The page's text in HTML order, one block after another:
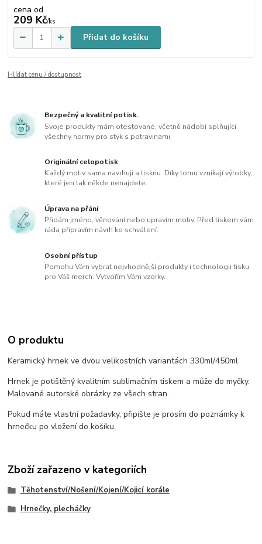
cena od
209 Kč/ks
Přidat do košíku
Hlídat cenu / dostupnost
Bezpečný a kvalitní potisk.
Svoje produkty mám otestované, včetně nádobí splňující
všechny normy pro styk s potravinami
Originální celopotisk
Každý motiv sama navrhuji a tisknu. Díky tomu vznikají výrobky,
které jen tak někde nenajdete.
Úprava na přání
Přidám jméno, věnování nebo upravím motiv. Před tiskem vám
ráda připravím návrh ke schválení.
Osobní přístup
Pomohu Vám vybrat nejvhodnější produkty i technologii tisku
pro Váš merch. Vytvořím Vám vzorky.
O produktu
Keramický hrnek ve dvou velikostních variantách 330ml/450ml.
Hrnek je potištěný kvalitním sublimačním tiskem a může do myčky.
Malované autorské obrázky ze všech stran.
Pokud máte vlastní požadavky, připište je prosím do poznámky k
hrnečku po vložení do košíku.
Zboží zařazeno v kategoriích
Těhotenství/Nošení/Kojení/Kojicí korále
Hrnečky, plecháčky